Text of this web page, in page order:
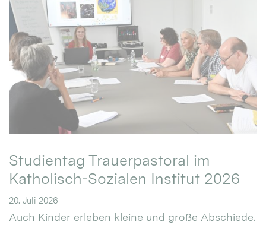
Studientag Trauerpastoral im
Katholisch-Sozialen Institut 2026
20. Juli 2026
Auch Kinder erleben kleine und große Abschiede.